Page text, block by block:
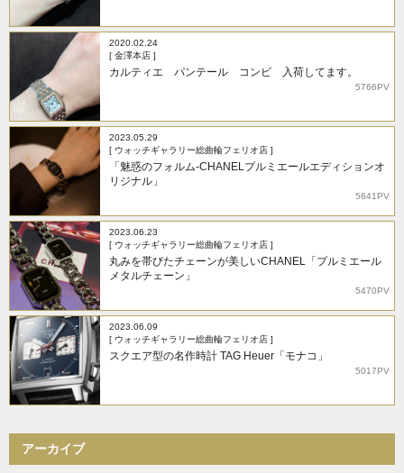
2020.02.24
[ 金澤本店 ]
カルティエ パンテール コンビ 入荷してます。
5766PV
2023.05.29
[ ウォッチギャラリー総曲輪フェリオ店 ]
「魅惑のフォルム-CHANELプルミエールエディションオ
リジナル」
5641PV
2023.06.23
[ ウォッチギャラリー総曲輪フェリオ店 ]
丸みを帯びたチェーンが美しいCHANEL「プルミエール
メタルチェーン」
5470PV
2023.06.09
[ ウォッチギャラリー総曲輪フェリオ店 ]
スクエア型の名作時計 TAG Heuer「モナコ」
5017PV
アーカイブ